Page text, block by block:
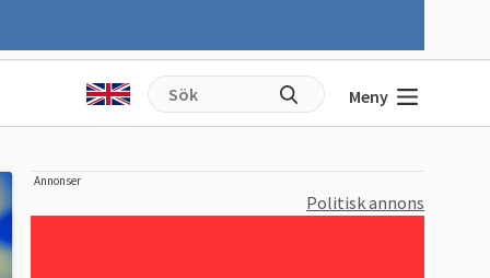
Meny
Annonser
Politisk annons